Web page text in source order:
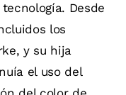
Desde
los
y su hija
el uso del